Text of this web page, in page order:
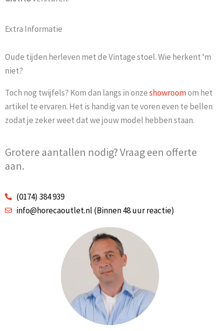
Extra Informatie
Oude tijden herleven met de Vintage stoel. Wie herkent ‘m
niet?
Toch nog twijfels? Kom dan langs in onzeshowroomom het
artikel te ervaren. Het is handig van te voren even te bellen
zodat je zeker weet dat we jouw model hebben staan.
Grotere aantallen nodig? Vraag een offerte
aan.
(0174) 384 939
info@horecaoutlet.nl (Binnen 48 uur reactie)